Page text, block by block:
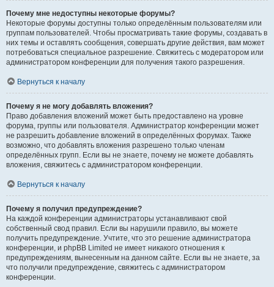
Почему мне недоступны некоторые форумы?
Некоторые форумы доступны только определённым пользователям или
группам пользователей. Чтобы просматривать такие форумы, создавать в
них темы и оставлять сообщения, совершать другие действия, вам может
потребоваться специальное разрешение. Свяжитесь с модератором или
администратором конференции для получения такого разрешения.
Вернуться к началу
Почему я не могу добавлять вложения?
Право добавления вложений может быть предоставлено на уровне
форума, группы или пользователя. Администратор конференции может
не разрешить добавление вложений в определённых форумах. Также
возможно, что добавлять вложения разрешено только членам
определённых групп. Если вы не знаете, почему не можете добавлять
вложения, свяжитесь с администратором конференции.
Вернуться к началу
Почему я получил предупреждение?
На каждой конференции администраторы устанавливают свой
собственный свод правил. Если вы нарушили правило, вы можете
получить предупреждение. Учтите, что это решение администратора
конференции, и phpBB Limited не имеет никакого отношения к
предупреждениям, вынесенным на данном сайте. Если вы не знаете, за
что получили предупреждение, свяжитесь с администратором
конференции.